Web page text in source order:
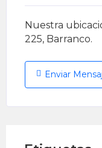
Nuestra
225, Barranco.
Enviar